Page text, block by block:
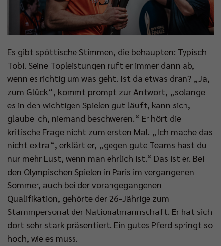
Es gibt spöttische Stimmen, die behaupten: Typisch
Tobi. Seine Topleistungen ruft er immer dann ab,
wenn es richtig um was geht. Ist da etwas dran? „Ja,
zum Glück“, kommt prompt zur Antwort, „solange
es in den wichtigen Spielen gut läuft, kann sich,
glaube ich, niemand beschweren.“ Er hört die
kritische Frage nicht zum ersten Mal. „Ich mache das
nicht extra“, erklärt er, „gegen gute Teams hast du
nur mehr Lust, wenn man ehrlich ist.“ Das ist er. Bei
den Olympischen Spielen in Paris im vergangenen
Sommer, auch bei der vorangegangenen
Qualifikation, gehörte der 26-Jährige zum
Stammpersonal der Nationalmannschaft. Er hat sich
dort sehr stark präsentiert. Ein gutes Pferd springt so
hoch, wie es muss.